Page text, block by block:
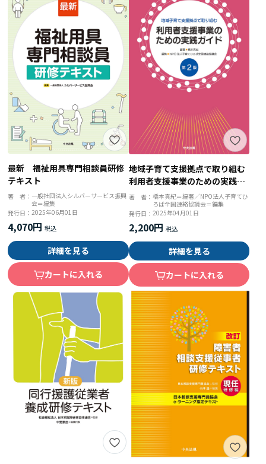
最新 福祉用具専門相談員研修
テキスト
著 者： 一般社団法人シルバーサービス振興
会＝編集
発行日：2025年06月01日
4,070円
詳細を見る
カートに入れる
地域子育て支援拠点で取り組む
利用者支援事業のための実践ガ
イド 第２版
著 者： 橋本真紀＝編著／NPO法人子育てひ
ろば全国連絡協議会＝編集
発行日： 2025年04月01日
2,200円
詳細を見る
カートに入れる